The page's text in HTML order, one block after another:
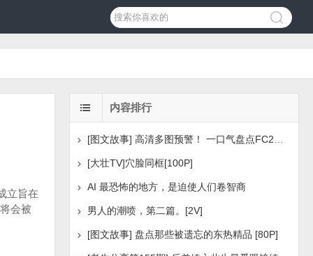
立旨在
会被
内容排行
[大壮TV]穴脸同框[100P]
AI 最恐怖的地方，是迫使人们卷智商
男人的潮喷，第二篇。[2V]
[图文故事] 盘点那些被遗忘的东热精品 [80P]